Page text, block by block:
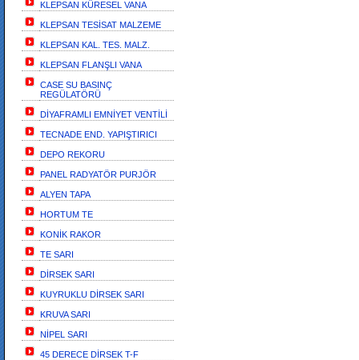
KLEPSAN KÜRESEL VANA
KLEPSAN TESİSAT MALZEME
KLEPSAN KAL. TES. MALZ.
KLEPSAN FLANŞLI VANA
CASE SU BASINÇ
REGÜLATÖRÜ
DİYAFRAMLI EMNİYET VENTİLİ
TECNADE END. YAPIŞTIRICI
DEPO REKORU
PANEL RADYATÖR PURJÖR
ALYEN TAPA
HORTUM TE
KONİK RAKOR
TE SARI
DİRSEK SARI
KUYRUKLU DİRSEK SARI
KRUVA SARI
NİPEL SARI
45 DERECE DİRSEK T-F